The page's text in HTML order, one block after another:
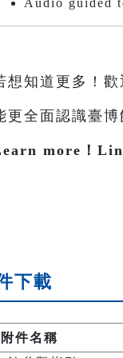
Audio guided
想知道更多！歡
更全面認識臺博
more！
下載
附件名稱